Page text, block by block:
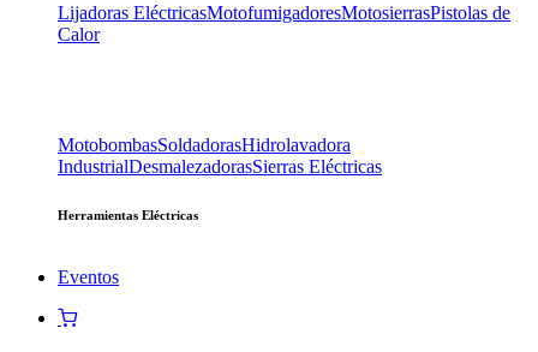
Lijadoras EléctricasMotofumigadoresMotosierrasPistolas de
Calor
MotobombasSoldadorasHidrolavadora
IndustrialDesmalezadorasSierras Eléctricas
Herramientas Eléctricas
Eventos